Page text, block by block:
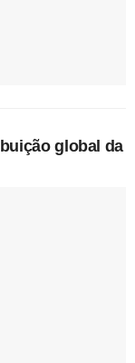
global da